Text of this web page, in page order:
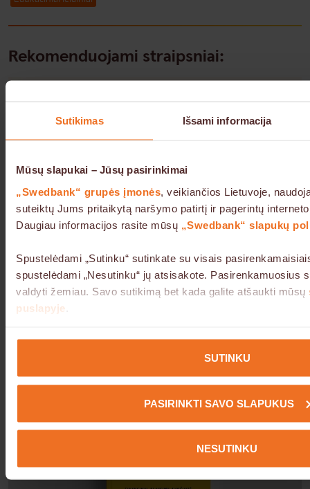
Sutikimas Išsami informacija
Mūsų slapukai – Jūsų pasirinkimai
„Swedbank“ grupės įmonės , veikiančios Lietuvoje,
suteiktų Jums pritaikytą naršymo patirtį ir pagerintų
Daugiau informacijos rasite mūsų
„Swedbank“ slapukų
Spustelėdami „Sutinku“ sutinkate su visais
spustelėdami „Nesutinku“ jų atsisakote. Pasirenkamuosius
valdyti žemiau. Savo sutikimą bet kada galite atšaukti mūsų
puslapyje
Kai kurie slapukai yra būtini šios svetainės veikimui ir jų
teisėtu interesu, todėl Jūsų sutikimo neprašoma. Šioje
šalių slapukai.
SUTINKU
PASIRINKTI SAVO SLAPUKUS
NESUTINKU
Rekomenduojami straipsniai:
Edukaciniai leidiniai Asmeniniai finansai
„Pinigai ir kiti Gilučių šeimos reikalai“ –
finansinės edukacijos užduočių knyga